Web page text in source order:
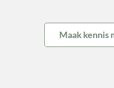
Maak kennis